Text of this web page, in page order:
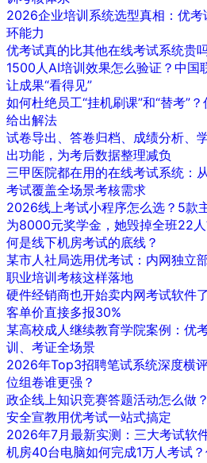
2026企业培训系统选型真相：优考
环能力
优考试真的比其他在线考试系统贵
1500人AI培训效果怎么验证？中国
让成果“看得见”
如何杜绝员工“挂机刷课”和“替考”
给出解法
试卷导出、答卷归档、成绩分析
出功能，为考后数据整理减负
三甲医院都在用的在线考试系统：
考试覆盖全场景考核需求
2026线上考试小程序怎么选？5款
为8000元奖学金，她毁掉全班22
何是线下机房考试的底线？
某市人社局选用优考试：内网独立
职业培训考核这样落地
硬件经销商也开始卖内网考试软件
客单价直接多报30%
某高校成人继续教育学院案例：优
训、考证全场景
2026年Top3招聘笔试系统深度横
位组卷谁更强？
政企线上知识竞赛答题活动怎么做
安全宣教用优考试一站式搞定
2026年7月最新实测：三大考试软
机房40台电脑如何完成1万人考试